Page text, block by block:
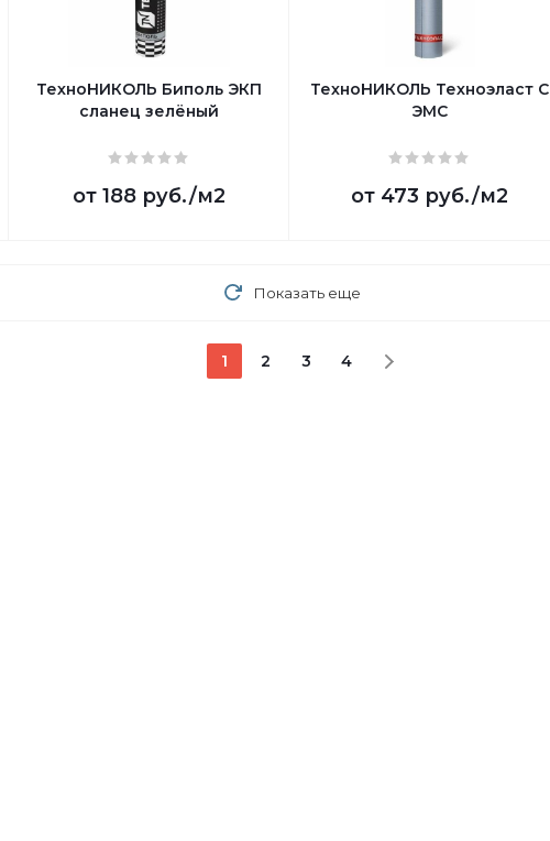
ТехноНИКОЛЬ Биполь ЭКП
сланец зелёный
от 188 руб./м2
ТехноНИКОЛЬ Техноэласт С
ЭМС
от 473 руб./м2
Показать еще
1 2 3 4